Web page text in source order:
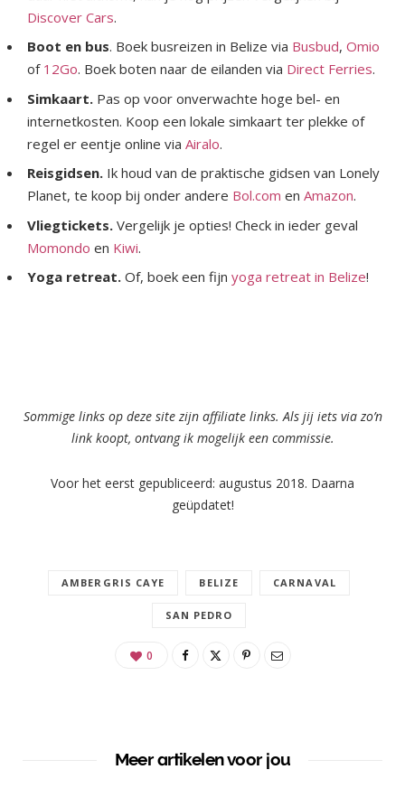
Discover Cars.
Boot en bus. Boek busreizen in Belize via Busbud, Omio
of 12Go. Boek boten naar de eilanden via Direct Ferries.
Simkaart. Pas op voor onverwachte hoge bel- en
internetkosten. Koop een lokale simkaart ter plekke of
regel er eentje online via Airalo.
Reisgidsen. Ik houd van de praktische gidsen van Lonely
Planet, te koop bij onder andere Bol.com en Amazon.
Vliegtickets. Vergelijk je opties! Check in ieder geval
Momondo en Kiwi.
Yoga retreat. Of, boek een fijn yoga retreat in Belize!
Sommige links op deze site zijn affiliate links. Als jij iets via zo’n
link koopt, ontvang ik mogelijk een commissie.
Voor het eerst gepubliceerd: augustus 2018. Daarna
geüpdatet!
AMBERGRIS CAYE BELIZE CARNAVAL
SAN PEDRO
0
Meer artikelen voor jou